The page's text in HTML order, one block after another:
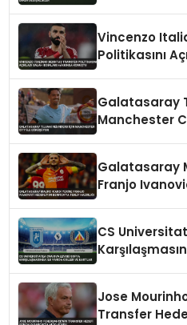
Vincenzo
Politikasını
Galatasaray
Manchester
Galatasaray
Franjo
CS
Jose
Transfer